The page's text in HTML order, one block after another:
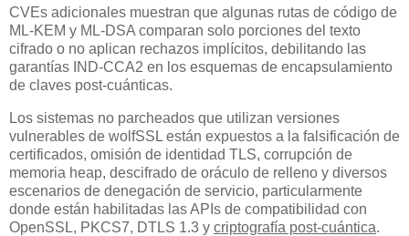
CVEs adicionales muestran que algunas rutas de código de
ML-KEM y ML-DSA comparan solo porciones del texto
cifrado o no aplican rechazos implícitos, debilitando las
garantías IND-CCA2 en los esquemas de encapsulamiento
de claves post-cuánticas.
Los sistemas no parcheados que utilizan versiones
vulnerables de wolfSSL están expuestos a la falsificación de
certificados, omisión de identidad TLS, corrupción de
memoria heap, descifrado de oráculo de relleno y diversos
escenarios de denegación de servicio, particularmente
donde están habilitadas las APIs de compatibilidad con
OpenSSL, PKCS7, DTLS 1.3 y criptografía post-cuántica.